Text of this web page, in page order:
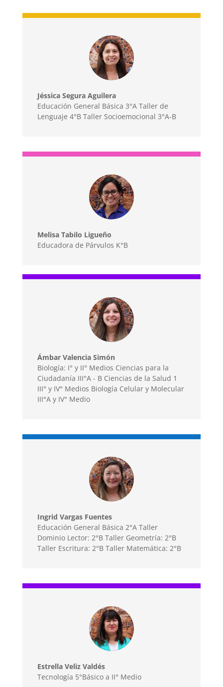
Jéssica Segura Aguilera
Educación General Básica 3°A Taller de
Lenguaje 4°B Taller Socioemocional 3°A-B
Melisa Tabilo Ligueño
Educadora de Párvulos K°B
Ámbar Valencia Simón
Biología: I° y II° Medios Ciencias para la
Ciudadanía III°A - B Ciencias de la Salud 1
III° y IV° Medios Biología Celular y Molecular
III°A y IV° Medio
Ingrid Vargas Fuentes
Educación General Básica 2°A Taller
Dominio Lector: 2°B Taller Geometría: 2°B
Taller Escritura: 2°B Taller Matemática: 2°B
Estrella Veliz Valdés
Tecnología 5°Básico a II° Medio